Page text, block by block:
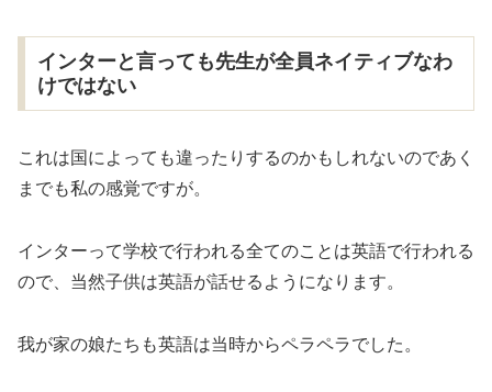
インターと言っても先生が全員ネイティブなわ
けではない
これは国によっても違ったりするのかもしれないのであく
までも私の感覚ですが。
インターって学校で行われる全てのことは英語で行われる
ので、当然子供は英語が話せるようになります。
我が家の娘たちも英語は当時からペラペラでした。